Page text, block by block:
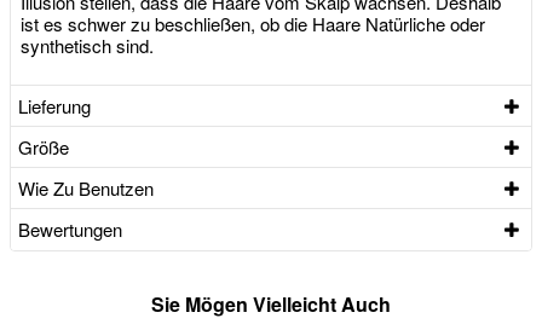
ist es schwer zu beschließen, ob die Haare Natürliche oder
synthetisch sind.
Lieferung
Größe
Wie Zu Benutzen
Bewertungen
Sie Mögen Vielleicht Auch